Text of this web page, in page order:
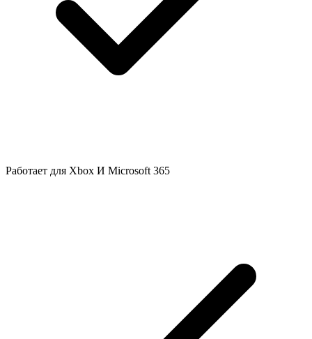
Работает для Xbox И Microsoft 365